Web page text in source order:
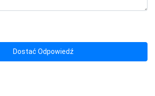
Dostać Odpowiedź